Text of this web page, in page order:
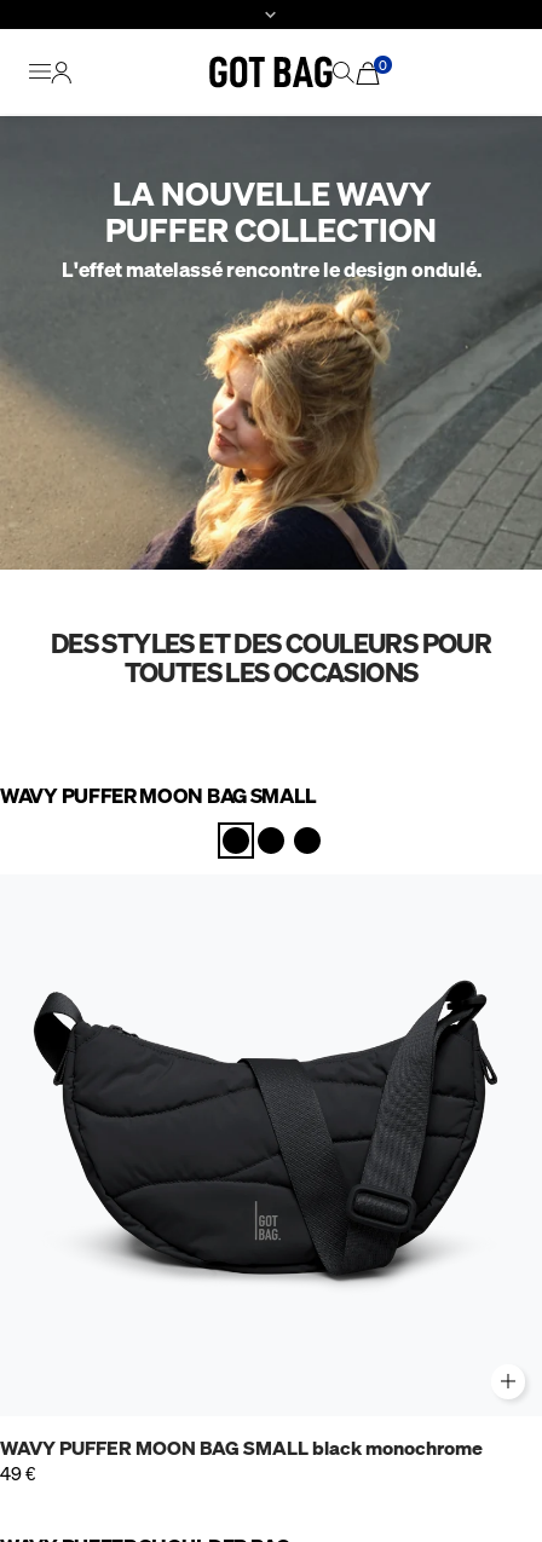
0
LA NOUVELLE WAVY
PUFFER COLLECTION
L'effet matelassé rencontre le design ondulé.
DES STYLES ET DES COULEURS POUR
TOUTES LES OCCASIONS
WAVY PUFFER MOON BAG SMALL
WAVY PUFFER MOON BAG SMALL black monochrome
49 €